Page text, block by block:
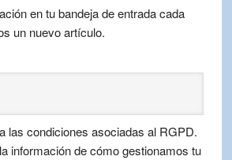
en tu bandeja de entrada cada
un nuevo artículo.
las condiciones asociadas al RGPD.
información de cómo gestionamos tu